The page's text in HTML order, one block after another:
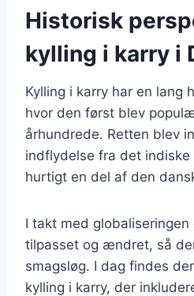
Historisk
kylling i karry i
Kylling i karry har en lang
hvor den først blev
århundrede. Retten blev
indflydelse fra det indiske
hurtigt en del af den
I takt med
tilpasset og ændret, så
smagsløg. I dag findes
kylling i karry, der